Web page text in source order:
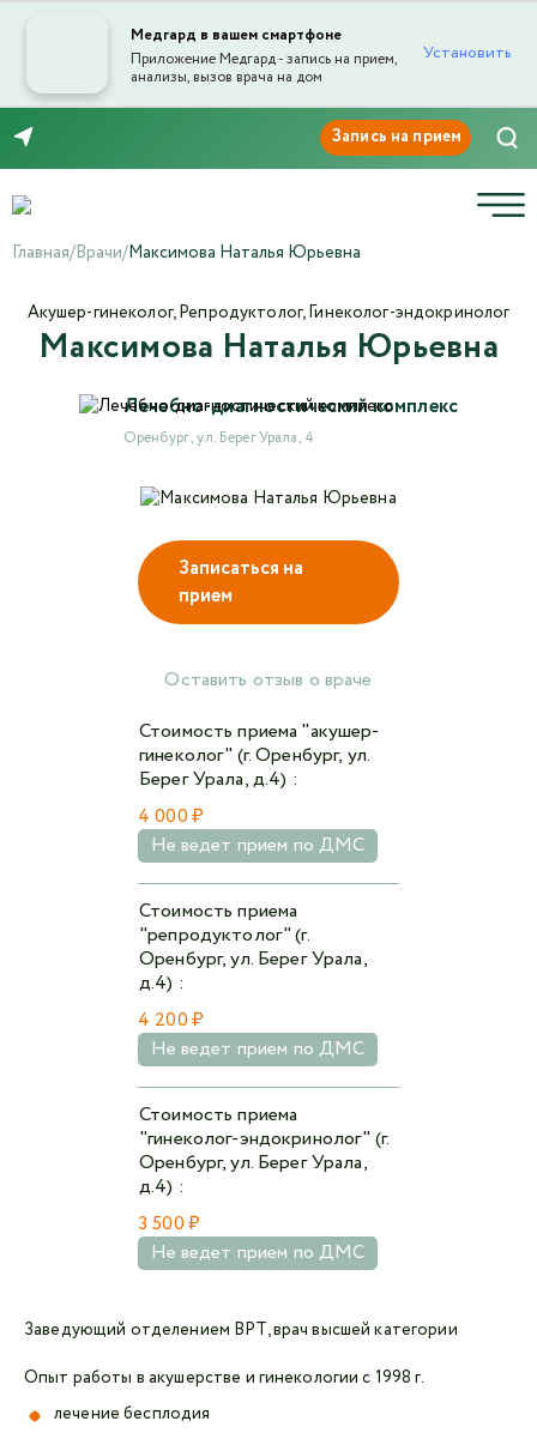
Медгард в вашем смартфоне
Приложение Медгард - запись на прием,
анализы, вызов врача на дом
Установить
Главная/Врачи/Максимова Наталья Юрьевна
Записаться на
прием
Оставить отзыв о враче
Стоимость приема "акушер-
гинеколог" (г. Оренбург, ул.
Берег Урала, д.4) :
4 000 ₽
Не ведет прием по ДМС
Стоимость приема
"репродуктолог" (г.
Оренбург, ул. Берег Урала,
д.4) :
4 200 ₽
Не ведет прием по ДМС
Стоимость приема
"гинеколог-эндокринолог" (г.
Оренбург, ул. Берег Урала,
д.4) :
3 500 ₽
Не ведет прием по ДМС
Максимова Наталья Юрьевна
Лечебно-диагностический комплекс
Оренбург , ул. Берег Урала, 4
Акушер-гинеколог, Репродуктолог, Гинеколог-эндокринолог
Заведующий отделением ВРТ, врач высшей категории
Опыт работы в акушерстве и гинекологии с 1998 г.
лечение бесплодия
Отправка отзыва
Текст отзыва*
Ваша оценка
Авторизоваться в личном кабинете
или войти через VK ID с использованием данных
из сервиса
Отправляя данную форму,я даю согласие на
обработку персональных данных СМК «Медгард»